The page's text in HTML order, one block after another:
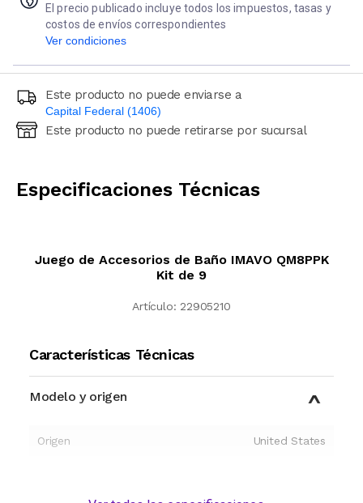
El precio publicado incluye todos los impuestos, tasas y
costos de envíos correspondientes
Ver condiciones
Este producto no puede enviarse a
Capital Federal (1406)
Ingresá código postal (sólo números)
Este producto no puede retirarse por sucursal
Especificaciones Técnicas
Juego de Accesorios de Baño IMAVO QM8PPK
Kit de 9
Artículo: 22905210
Características Técnicas
Modelo y origen
Origen United States